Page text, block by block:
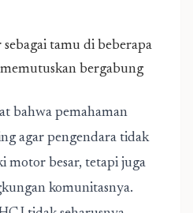
tamu di beberapa
bergabung
bahwa pemahaman
agar pengendara tidak
motor besar, tetapi juga
komunitasnya.